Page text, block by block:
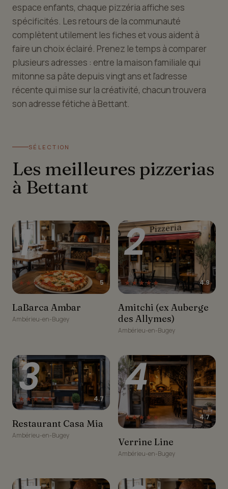
espace enfants, chaque pizzéria affiche ses
spécificités. Les retours de la communauté
complètent utilement les fiches et vous aident à
faire un choix éclairé. Prenez le temps à comparer
plusieurs adresses : entre la maison familiale qui
mitonne sa pâte depuis vingt ans et l'adresse
récente qui mise sur la créativité, chacun trouvera
son adresse fétiche à Bettant.
SÉLECTION
Les meilleures pizzerias
à Bettant
LaBarca Ambar
1
★★★★★ 5
LaBarca Ambar
Ambérieu-en-Bugey
Amitchi (ex Auberge des
Allymes)
2
★★★★★ 4.9
Amitchi (ex Auberge
des Allymes)
Ambérieu-en-Bugey
Restaurant Casa Mia
3
★★★★★ 4.7
Restaurant Casa Mia
Ambérieu-en-Bugey Verrine Line
4
★★★★★ 4.7
Verrine Line
Ambérieu-en-Bugey